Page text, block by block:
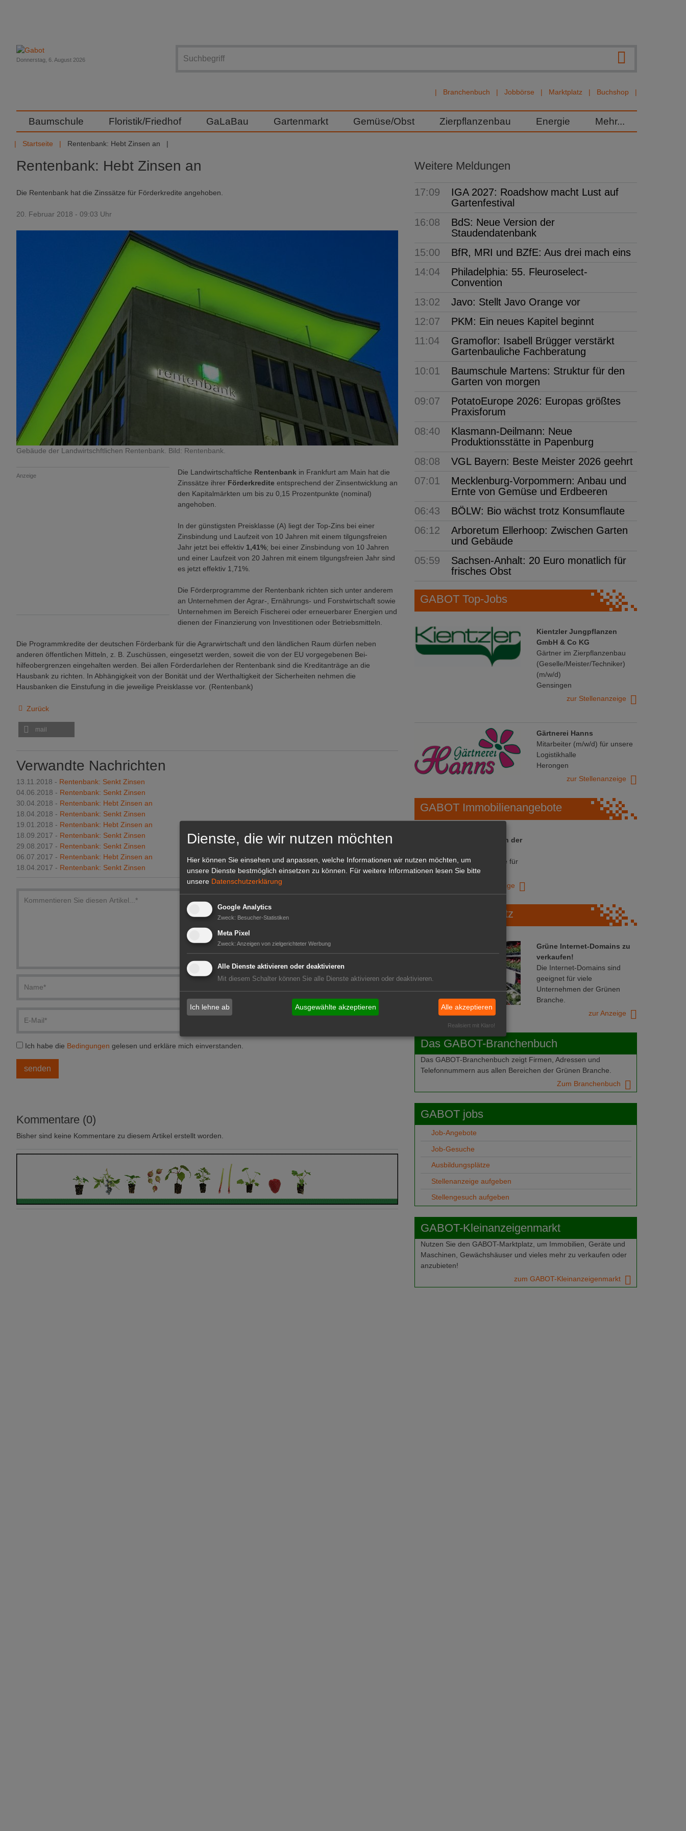
Branchenbuch Jobbörse Marktplatz Buchshop
Donnerstag, 6. August 2026
Baumschule Floristik/Friedhof GaLaBau Gartenmarkt Gemüse/Obst Zierpflanzenbau Energie Mehr...
Startseite Rentenbank: Hebt Zinsen an
Rentenbank: Hebt Zinsen an
Die Rentenbank hat die Zinssätze für Förderkredite angehoben.
20. Februar 2018 - 09:03 Uhr
Gebäude der Landwirtschftlichen Rentenbank. Bild: Rentenbank.
Anzeige Die Landwirtschaftliche Rentenbank in Frankfurt am Main hat die
Zinssätze ihrer Förderkredite entsprechend der Zinsent­wicklung an
den Kapitalmärkten um bis zu 0,15 Prozent­punkte (nominal)
angehoben.
In der günstigsten Preisklasse (A) liegt der Top-Zins bei einer
Zinsbindung und Laufzeit von 10 Jahren mit einem tilgungsfreien
Jahr jetzt bei effektiv 1,41%; bei einer Zinsbindung von 10 Jahren
und einer Laufzeit von 20 Jahren mit einem tilgungsfreien Jahr sind
es jetzt effektiv 1,71%.
Die Förderprogramme der Rentenbank richten sich unter anderem
an Unternehmen der Agrar-, Ernährungs- und Forstwirtschaft sowie
Unternehmen im Bereich Fischerei oder erneuerbarer Energien und
dienen der Finanzierung von Investitionen oder Betriebsmitteln.
Die Programmkredite der deutschen Förderbank für die Agrar­wirtschaft und den ländlichen Raum dürfen neben
anderen öffentlichen Mitteln, z. B. Zuschüssen, eingesetzt werden, soweit die von der EU vorgegebenen Bei­
hilfeobergren­zen eingehalten werden. Bei allen Förderdarle­hen der Rentenbank sind die Kreditanträge an die
Hausbank zu richten. In Abhängigkeit von der Bonität und der Wert­haltigkeit der Sicherheiten nehmen die
Hausbanken die Einstu­fung in die jeweilige Preisklasse vor. (Rentenbank)
Zurück
mail
Verwandte Nachrichten
13.11.2018 - Rentenbank: Senkt Zinsen
04.06.2018 - Rentenbank: Senkt Zinsen
30.04.2018 - Rentenbank: Hebt Zinsen an
18.04.2018 - Rentenbank: Senkt Zinsen
19.01.2018 - Rentenbank: Hebt Zinsen an
18.09.2017 - Rentenbank: Senkt Zinsen
29.08.2017 - Rentenbank: Senkt Zinsen
06.07.2017 - Rentenbank: Hebt Zinsen an
18.04.2017 - Rentenbank: Senkt Zinsen
Ich habe die Bedingungen gelesen und erkläre mich einverstanden.
Kommentare (0)
Bisher sind keine Kommentare zu diesem Artikel erstellt worden.
Weitere Meldungen
17:09
IGA 2027: Roadshow macht Lust auf
Gartenfestival
16:08
BdS: Neue Version der
Staudendatenbank
15:00
BfR, MRI und BZfE: Aus drei mach eins
14:04
Philadelphia: 55. Fleuroselect-
Convention
13:02
Javo: Stellt Javo Orange vor
12:07
PKM: Ein neues Kapitel beginnt
11:04
Gramoflor: Isabell Brügger verstärkt
Gartenbauliche Fachberatung
10:01
Baumschule Martens: Struktur für den
Garten von morgen
09:07
PotatoEurope 2026: Europas größtes
Praxisforum
08:40
Klasmann-Deilmann: Neue
Produktionsstätte in Papenburg
08:08
VGL Bayern: Beste Meister 2026 geehrt
07:01
Mecklenburg-Vorpommern: Anbau und
Ernte von Gemüse und Erdbeeren
06:43
BÖLW: Bio wächst trotz Konsumflaute
06:12
Arboretum Ellerhoop: Zwischen Garten
und Gebäude
05:59
Sachsen-Anhalt: 20 Euro monatlich für
frisches Obst
GABOT Top-Jobs
Kientzler Jungpflanzen
GmbH & Co KG
Gärtner im Zierpflanzenbau
(Geselle/Meister/Techniker)
(m/w/d)
Gensingen
zur Stellenanzeige
Gärtnerei Hanns
Mitarbeiter (m/w/d) für unsere
Logistikhalle
Herongen
zur Stellenanzeige
GABOT Immobilienangebote
1A-Lage, ihre Chance in der
Repräsentative Immobilie für
IHREN Betrieb!
zur Anzeige
GABOT Marktplatz
Grüne Internet-Domains zu
verkaufen!
Die Internet-Domains sind
geeignet für viele
Unternehmen der Grünen
Branche.
zur Anzeige
Das GABOT-Branchenbuch
Das GABOT-Branchenbuch zeigt Firmen, Adressen und
Telefonnummern aus allen Bereichen der Grünen Branche.
Zum Branchenbuch
GABOT jobs
Job-Angebote
Job-Gesuche
Ausbildungsplätze
Stellenanzeige aufgeben
Stellengesuch aufgeben
GABOT-Kleinanzeigenmarkt
Nutzen Sie den GABOT-Marktplatz, um Immobilien, Geräte und
Maschinen, Gewächshäuser und vieles mehr zu verkaufen oder
anzubieten!
zum GABOT-Kleinanzeigenmarkt
Dienste, die wir nutzen möchten
Hier können Sie einsehen und anpassen, welche Informationen wir nutzen möchten, um
unsere Dienste bestmöglich einsetzen zu können.
Für weitere Informationen lesen Sie bitte
unsere Datenschutzerklärung
Google Analytics
Zweck: Besucher-Statistiken
Meta Pixel
Zweck: Anzeigen von zielgerichteter Werbung
Alle Dienste aktivieren oder deaktivieren
Mit diesem Schalter können Sie alle Dienste aktivieren oder deaktivieren.
Ich lehne ab Ausgewählte akzeptieren Alle akzeptieren
Realisiert mit Klaro!